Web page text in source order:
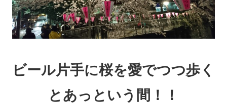
ビール片手に桜を愛でつつ歩く
とあっという間！！